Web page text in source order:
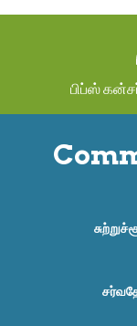
பிப்ஸ்